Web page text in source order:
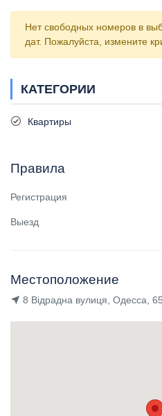
Нет свободных номеров в
дат. Пожалуйста, измените
КАТЕГОРИИ
Квартиры
Правила
Регистрация
Выезд
Местоположение
8 Відрадна вулиця, Одесса,